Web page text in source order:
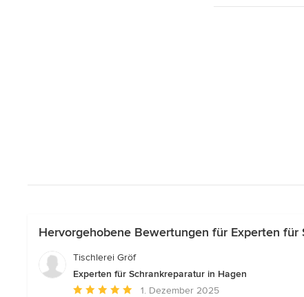
Hervorgehobene Bewertungen für Experten für
Tischlerei Gröf
Experten für Schrankreparatur in Hagen
Durchschnittliche1. Dezember 2025